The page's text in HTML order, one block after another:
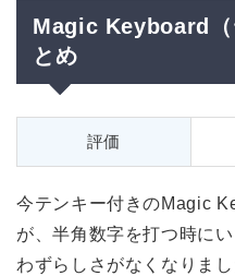
Magic Keyboard（
とめ
評価
今テンキー付きのMagic
が、半角数字を打つ時に
わずらしさがなくなりまし